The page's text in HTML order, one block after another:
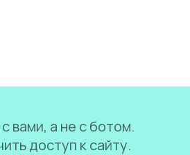
вами, а не с ботом.
доступ к сайту.